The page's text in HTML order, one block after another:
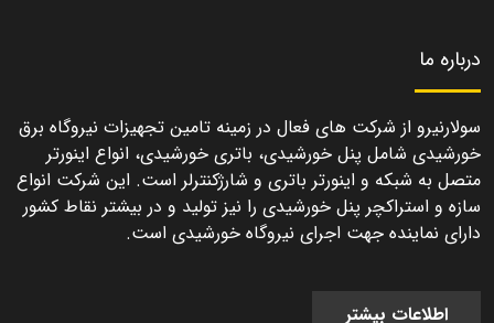
درباره ما
سولارنیرو از شرکت های فعال در زمینه تامین تجهیزات نیروگاه برق
خورشیدی شامل پنل خورشیدی، باتری خورشیدی، انواع اینورتر
متصل به شبکه و اینورتر باتری و شارژکنترلر است. این شرکت انواع
سازه و استراکچر پنل خورشیدی را نیز تولید و در بیشتر نقاط کشور
دارای نماینده جهت اجرای نیروگاه خورشیدی است.
اطلاعات بیشتر